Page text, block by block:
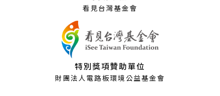
看見台灣基金會
特別獎項贊助單位
財團法人電路板環境公益基金會